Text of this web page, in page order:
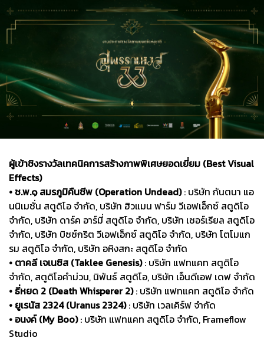
ผู้เข้าชิงรางวัลเทคนิคการสร้างภาพพิเศษยอดเยี่ยม (Best Visual
Effects)
• ช.พ.๑ สมรภูมิคืนชีพ (Operation Undead): บริษัท กันตนา แอ
นนิเมชั่น สตูดิโอ จำกัด, บริษัท ฮิวแมน ฟาร์ม วีเอฟเอ็กซ์ สตูดิโอ
จำกัด, บริษัท ดาร์ค อาร์มี่ สตูดิโอ จำกัด, บริษัท เซอร์เรียล สตูดิโอ
จำกัด, บริษัท บิซซ์กริต วีเอฟเอ็กซ์ สตูดิโอ จำกัด, บริษัท โตโมแก
รม สตูดิโอ จำกัด, บริษัท อหิงสกะ สตูดิโอ จำกัด
• ตาคลี เจเนซิส (Taklee Genesis): บริษัท แฟทแคท สตูดิโอ
จำกัด, สตูดิโอคำม่วน, นิพันธ์ สตูดิโอ, บริษัท เอ็นดีเอฟ เดฟ จำกัด
• ธี่หยด 2 (Death Whisperer 2): บริษัท แฟทแคท สตูดิโอ จำกัด
• ยูเรนัส 2324 (Uranus 2324): บริษัท เวลเคิร์ฟ จำกัด
• อนงค์ (My Boo): บริษัท แฟทแคท สตูดิโอ จำกัด, Frameflow
Studio